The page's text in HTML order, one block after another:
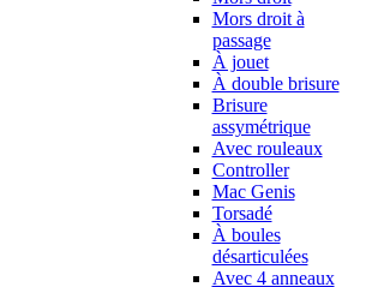
Mors droit à
passage
À jouet
À double brisure
Brisure
assymétrique
Avec rouleaux
Controller
Mac Genis
Torsadé
À boules
désarticulées
Avec 4 anneaux